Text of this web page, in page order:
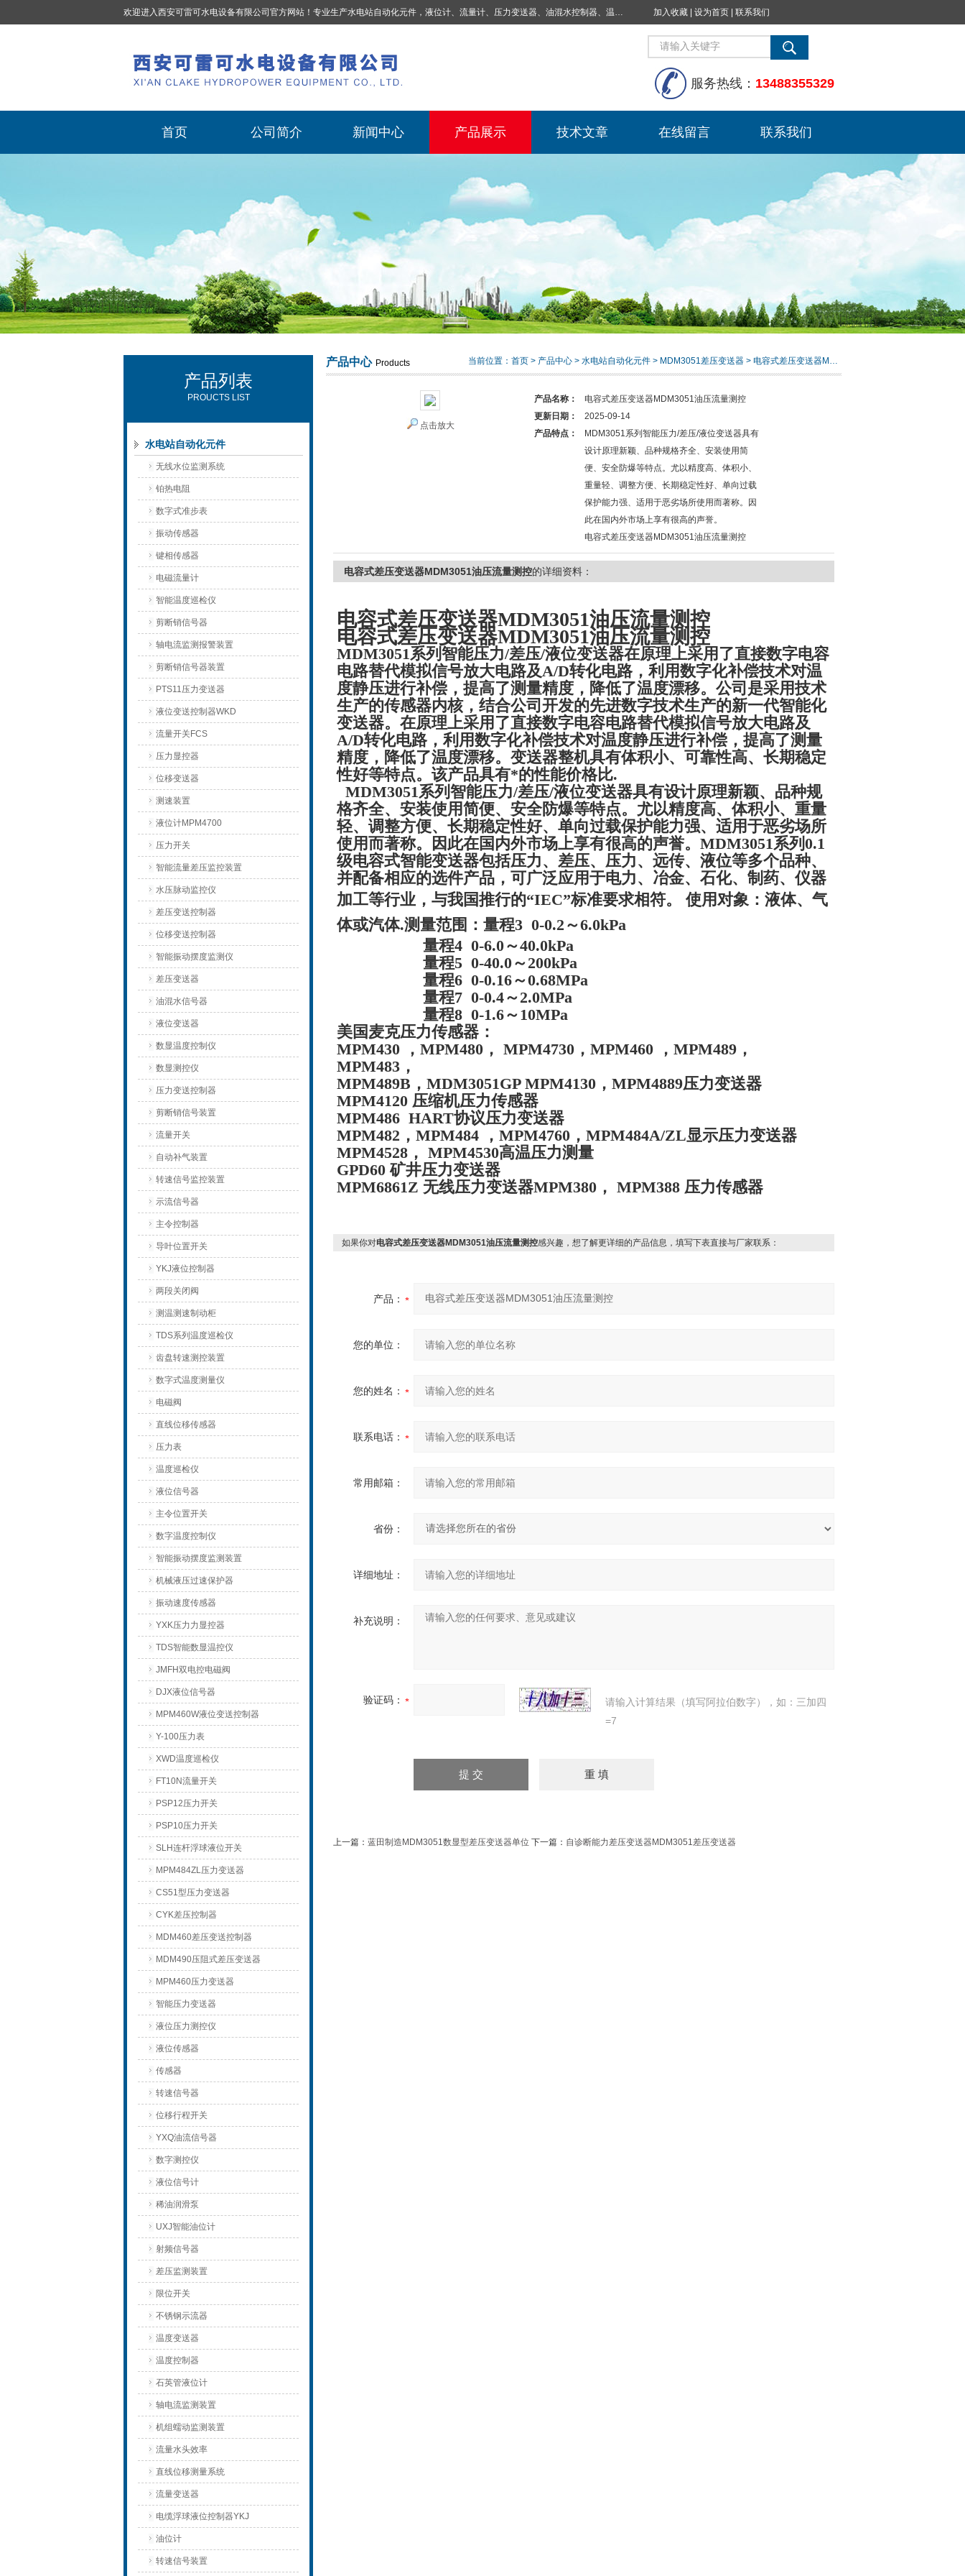
欢迎进入西安可雷可水电设备有限公司官方网站！专业生产水电站自动化元件，液位计、流量计、压力变送器、油混水控制器、温度传感器、电磁阀球阀蝶阀、测速装置、位移变送器、油冷却器、自动补气装置、机械过速保护装置、排水控制柜、压油装置控制系统、液位集中控制系统、水力量测控制系统、水轮发电机组监测系统、电容式液位开关、压力表、测温制动柜、蝴蝶阀球阀控制柜 | 加入收藏 设为首页 联系我们
西安可雷可水电设备有限公司
服务热线： 13488355329
首页 公司简介 新闻中心 产品展示 技术文章 在线留言 联系我们
产品列表
PROUCTS LIST
水电站自动化元件
无线水位监测系统
铂热电阻
数字式准步表
振动传感器
键相传感器
电磁流量计
智能温度巡检仪
剪断销信号器
轴电流监测报警装置
剪断销信号器装置
PTS11压力变送器
液位变送控制器WKD
流量开关FCS
压力显控器
位移变送器
测速装置
液位计MPM4700
压力开关
智能流量差压监控装置
水压脉动监控仪
差压变送控制器
位移变送控制器
智能振动摆度监测仪
差压变送器
油混水信号器
液位变送器
数显温度控制仪
数显测控仪
压力变送控制器
剪断销信号装置
流量开关
自动补气装置
转速信号监控装置
示流信号器
主令控制器
导叶位置开关
YKJ液位控制器
两段关闭阀
测温测速制动柜
TDS系列温度巡检仪
齿盘转速测控装置
数字式温度测量仪
电磁阀
直线位移传感器
压力表
温度巡检仪
液位信号器
主令位置开关
数字温度控制仪
智能振动摆度监测装置
机械液压过速保护器
振动速度传感器
YXK压力力显控器
TDS智能数显温控仪
JMFH双电控电磁阀
DJX液位信号器
MPM460W液位变送控制器
Y-100压力表
XWD温度巡检仪
FT10N流量开关
PSP12压力开关
PSP10压力开关
SLH连杆浮球液位开关
MPM484ZL压力变送器
CS51型压力变送器
CYK差压控制器
MDM460差压变送控制器
MDM490压阻式差压变送器
MPM460压力变送器
智能压力变送器
液位压力测控仪
液位传感器
传感器
转速信号器
位移行程开关
YXQ油流信号器
数字测控仪
液位信号计
稀油润滑泵
UXJ智能油位计
射频信号器
差压监测装置
限位开关
不锈钢示流器
温度变送器
温度控制器
石英管液位计
轴电流监测装置
机组蠕动监测装置
流量水头效率
直线位移测量系统
流量变送器
电缆浮球液位控制器YKJ
油位计
转速信号装置
产品中心 Products 当前位置： 首页 > 产品中心 > 水电站自动化元件 > MDM3051差压变送器 > 电容式差压变送器MDM3051油压流量测控
点击放大
产品名称：
电容式差压变送器MDM3051油压流量测控
更新日期：
2025-09-14
产品特点：
MDM3051系列智能压力/差压/液位变送器具有
设计原理新颖、品种规格齐全、安装使用简
便、安全防爆等特点。尤以精度高、体积小、
重量轻、调整方便、长期稳定性好、单向过载
保护能力强、适用于恶劣场所使用而著称。因
此在国内外市场上享有很高的声誉。
电容式差压变送器MDM3051油压流量测控
电容式差压变送器MDM3051油压流量测控的详细资料：
电容式差压变送器MDM3051油压流量测控
电容式差压变送器MDM3051油压流量测控
MDM3051系列智能压力/差压/液位变送器在原理上采用了直接数字电容
电路替代模拟信号放大电路及A/D转化电路，利用数字化补偿技术对温
度静压进行补偿，提高了测量精度，降低了温度漂移。公司是采用技术
生产的传感器内核，结合公司开发的先进数字技术生产的新一代智能化
变送器。在原理上采用了直接数字电容电路替代模拟信号放大电路及
A/D转化电路，利用数字化补偿技术对温度静压进行补偿，提高了测量
精度，降低了温度漂移。变送器整机具有体积小、可靠性高、长期稳定
性好等特点。该产品具有*的性能价格比.
MDM3051系列智能压力/差压/液位变送器具有设计原理新颖、品种规
格齐全、安装使用简便、安全防爆等特点。尤以精度高、体积小、重量
轻、调整方便、长期稳定性好、单向过载保护能力强、适用于恶劣场所
使用而著称。因此在国内外市场上享有很高的声誉。MDM3051系列0.1
级电容式智能变送器包括压力、差压、压力、远传、液位等多个品种、
并配备相应的选件产品，可广泛应用于电力、冶金、石化、制药、仪器
加工等行业，与我国推行的“IEC”标准要求相符。
使用对象：液体、气
体或汽体.测量范围：量程3 0-0.2～6.0kPa
量程4 0-6.0～40.0kPa
量程5 0-40.0～200kPa
量程6 0-0.16～0.68MPa
量程7 0-0.4～2.0MPa
量程8 0-1.6～10MPa
美国麦克压力传感器：
MPM430 ，MPM480， MPM4730，MPM460 ，MPM489，
MPM483，
MPM489B，MDM3051GP MPM4130，MPM4889压力变送器
MPM4120 压缩机压力传感器
MPM486 HART协议压力变送器
MPM482，MPM484 ，MPM4760，MPM484A/ZL显示压力变送器
MPM4528， MPM4530高温压力测量
GPD60 矿井压力变送器
MPM6861Z 无线压力变送器MPM380， MPM388 压力传感器
如果你对电容式差压变送器MDM3051油压流量测控感兴趣，想了解更详细的产品信息，填写下表直接与厂家联系：
产品：
您的单位：
您的姓名：
联系电话：
常用邮箱：
省份：
详细地址：
补充说明：
验证码：
请输入计算结果（填写阿拉伯数字），如：三加四
=7
上一篇： 蓝田制造MDM3051数显型差压变送器单位 下一篇： 自诊断能力差压变送器MDM3051差压变送器